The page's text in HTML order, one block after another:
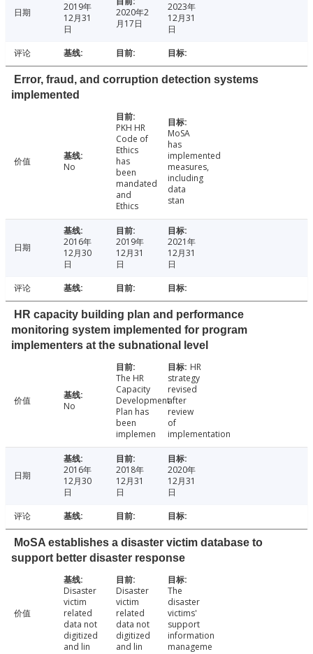
日期
2019年
12月31
日
2020年2
月17日
2023年
12月31
日
评论
Error, fraud, and corruption detection systems
implemented
价值 No
PKH HR
Code of
Ethics
has
been
mandated
and
Ethics
MoSA
has
implemented
measures,
including
data
stan
日期
2016年
12月30
日
2019年
12月31
日
2021年
12月31
日
评论
HR capacity building plan and performance
monitoring system implemented for program
implementers at the subnational level
价值 No
The HR
Capacity
Development
Plan has
been
implemen
HR
strategy
revised
after
review
of
implementation
日期
2016年
12月30
日
2018年
12月31
日
2020年
12月31
日
评论
MoSA establishes a disaster victim database to
support better disaster response
价值
Disaster
victim
related
data not
digitized
and lin
Disaster
victim
related
data not
digitized
and lin
The
disaster
victims'
support
information
manageme